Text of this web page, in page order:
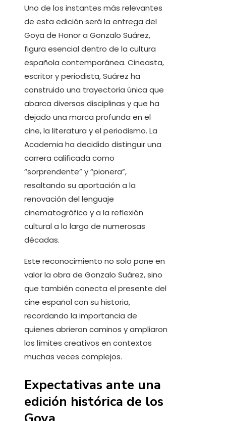
Uno de los instantes más relevantes
de esta edición será la entrega del
Goya de Honor a Gonzalo Suárez,
figura esencial dentro de la cultura
española contemporánea. Cineasta,
escritor y periodista, Suárez ha
construido una trayectoria única que
abarca diversas disciplinas y que ha
dejado una marca profunda en el
cine, la literatura y el periodismo. La
Academia ha decidido distinguir una
carrera calificada como
“sorprendente” y “pionera”,
resaltando su aportación a la
renovación del lenguaje
cinematográfico y a la reflexión
cultural a lo largo de numerosas
décadas.
Este reconocimiento no solo pone en
valor la obra de Gonzalo Suárez, sino
que también conecta el presente del
cine español con su historia,
recordando la importancia de
quienes abrieron caminos y ampliaron
los límites creativos en contextos
muchas veces complejos.
Expectativas ante una
edición histórica de los